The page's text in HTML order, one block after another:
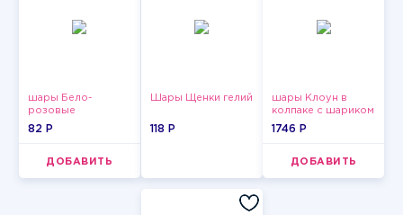
шары Бело-
розовые
пастельные
82 P
ДОБАВИТЬ
Шары Щенки гелий
118 P
шары Клоун в
колпаке с шариком
1746 P
ДОБАВИТЬ